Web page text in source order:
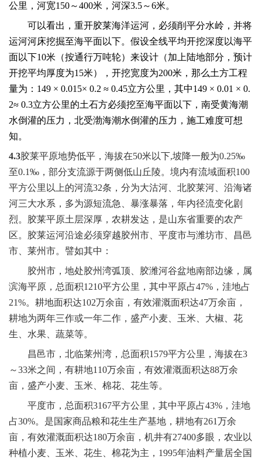
公里 ，河宽150～400米 ，河深3.5～6米。
可以看出，重开胶莱海洋运河，必须削平分水岭，并将
运河河床挖掘至海平面以下。假设全线平均开挖深度以海平
面以下10米 （按通行万吨轮）来设计（加上陆地部分，预计
开挖平均厚度为15米），开挖宽度为200米 ，那么土方工程
量为： 149 × 0.015× 0.2 ≈ 0.45立方公里，其中149 × 0.01 × 0.
2≈ 0.3立方公里的土石方必须挖至海平面以下，南受黄海潮
水倒灌的压力，北受渤海潮水倒灌的压力，施工难度可想
知。
4.3胶莱平原地势低平，海拔在50米以下,坡降一般为0.25‰
至0.1‰，部分支流源于两侧低山丘陵。境内有流域面积100
平方公里以上的河流32条，分为大沽河、北胶莱河、沿海诸
河三大水系，多为源短流急、暴涨暴落，年内径流变化剧
烈。胶莱平原土层深厚，农耕发达，是山东省重要的农产
区。胶莱运河沿途必须穿越胶州市、平度市与潍坊市、昌邑
市、莱州市。譬如其中：
胶州市，地处胶州湾弧顶、胶潍河谷盆地南部边缘，属
滨海平原，总面积1210平方公里，其中平原占47%，洼地占
21%。耕地面积达102万余亩，有效灌溉面积达47万余亩，
耕地为两年三作或一年二作，盛产小麦、玉米、大椒、花
生、水果、蔬菜等。
昌邑市，北临莱州湾，总面积1579平方公里，海拔在3
～33米之间，有耕地110万余亩，有效灌溉面积达88万余
亩，盛产小麦、玉米、棉花、花生等。
平度市，总面积3167平方公里，其中平原占43%，洼地
占30%。是国家商品粮和花生生产基地，耕地有261万余
亩，有效灌溉面积达180万余亩，机井有27400多眼，农业以
种植小麦、玉米、花生、棉花为主，1995年油料产量居全国